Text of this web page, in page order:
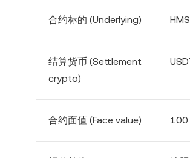
合约标的 (Underlying)
结算货币 (Settlement
crypto)
合约面值 (Face value) 100